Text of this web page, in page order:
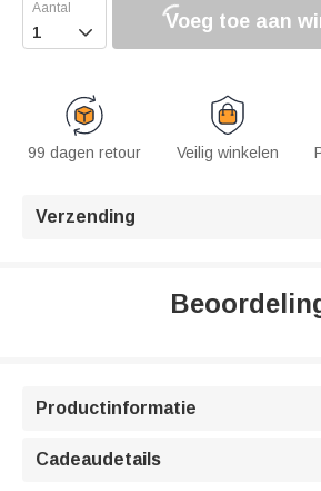
 Voeg toe aan
99 dagen retour Veilig winkelen
Verzending
Productinformatie
Cadeaudetails